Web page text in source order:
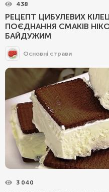
438
РЕЦЕПТ ЦИБУЛЕВИХ
ПОЄДНАННЯ СМАКІВ
БАЙДУЖИМ
Основні страви
3 040